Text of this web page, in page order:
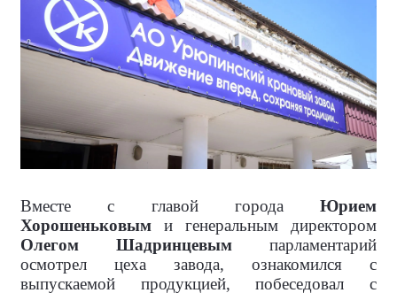
Вместе с главой города Юрием
Хорошеньковым и генеральным директором
Олегом Шадринцевым парламентарий
осмотрел цеха завода, ознакомился с
выпускаемой продукцией, побеседовал с